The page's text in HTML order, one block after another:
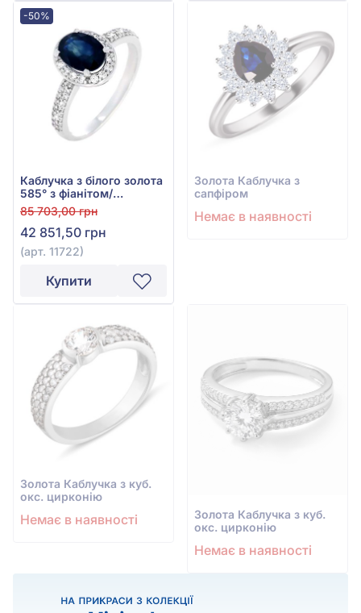
-50%
Каблучка з білого золота
585° з фіанітом/
куб.цирконієм та
сапфіром 1,64ct, арт.
11722
85 703,00 грн
42 851,50 грн
(арт. 11722)
Купити
Золота Каблучка з
сапфіром
Немає в наявності
Золота Каблучка з куб.
окс. цирконію
Немає в наявності
Золота Каблучка з куб.
окс. цирконію
Немає в наявності